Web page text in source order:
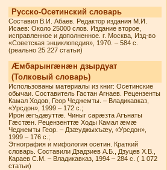
Русско-Осетинский словарь
Составил В.И. Абаев. Редактор издания М.И.
Исаев: Около 25000 слов. Издание второе,
исправленное и дополненное. г. Москва, Изд-во
«Советская энциклопедия», 1970. – 584 с.
(реально 25 227 статьи)
Æмбарынгæнæн дзырдуат
(Толковый словарь)
Использованы материалы из книг: Осетинские
обычаи. Составитель Гастан Агнаев. Рецензенты
Камал Ходов, Геор Чеджемты. – Владикавказ,
«Урсдон», 1999 – 172 с.;
Ирон æгъдæуттæ. Чиныг сарæзта Агънаты
Гæстæн. Рецензенттæ Ходы Камал æмæ
Чеджемты Геор. – Дзæуджыхъæу, «Урсдон»,
1999 – 176 с.;
Этнография и мифология осетин. Краткий
словарь. Составили Дзадзиев А.Б., Дзуцев Х.В.,
Караев С.М. – Владикавказ, 1994 – 284 с. ( 1 072
статьи)